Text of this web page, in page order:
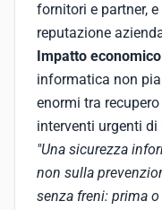
fornitori e partner,
reputazione
Impatto economico
informatica non
enormi tra
interventi urgenti
"Una sicurezza
non sulla
senza freni: prima